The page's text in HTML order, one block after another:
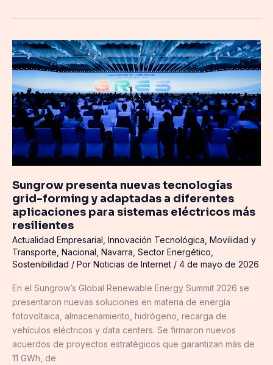
Sungrow presenta nuevas tecnologías
grid-forming y adaptadas a diferentes
aplicaciones para sistemas eléctricos más
resilientes
Actualidad Empresarial Innovación Tecnológica Movilidad y
Transporte Nacional Navarra Sector Energético
Sostenibilidad / Por Noticias de Internet / 4 de mayo de 2026
En el Sungrow’s Global Renewable Energy Summit 2026 se
presentaron nuevas soluciones en materia de energía
fotovoltaica, almacenamiento, hidrógeno, recarga de
vehículos eléctricos y data centers. Se firmaron nuevos
acuerdos de proyectos estratégicos que garantizan más de
11 GWh, de
Sungrow
presenta
nuevas
tecnologías
grid-
forming
y
adaptadas
a
aplicaciones
para
sistemas
eléctricos
más
resilientes